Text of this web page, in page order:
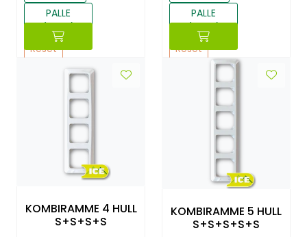
PALLE
(3960)
Reset
PALLE
(3060)
Reset
KOMBIRAMME 4 HULL
S+S+S+S
KOMBIRAMME 5 HULL
S+S+S+S+S